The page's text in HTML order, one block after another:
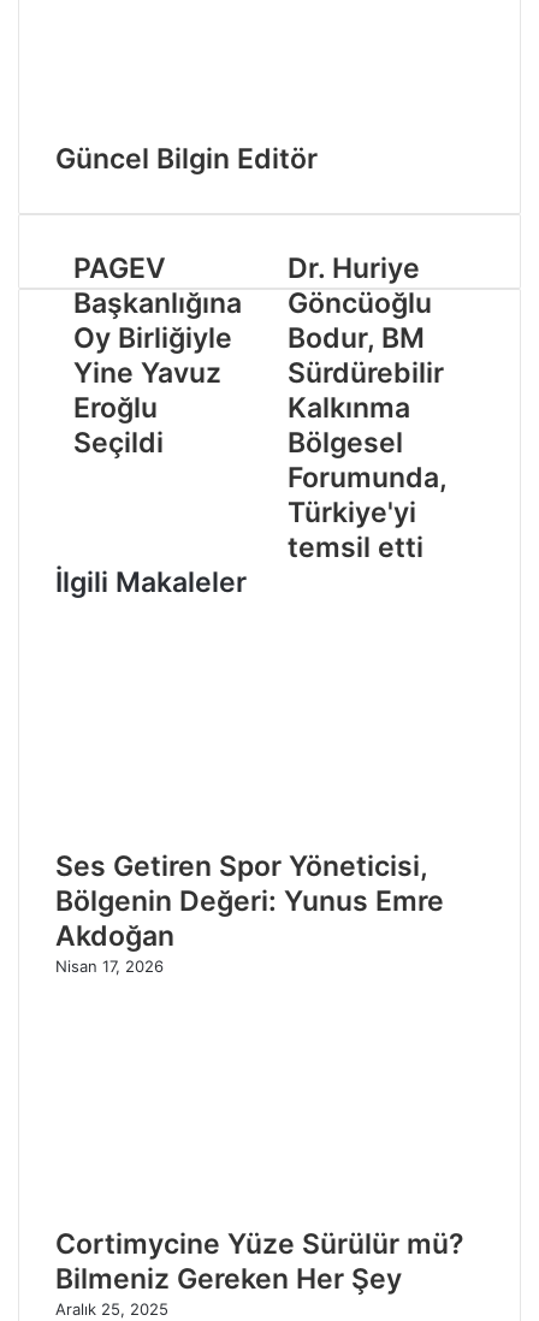
Güncel Bilgin Editör
PAGEV
Başkanlığına
Oy Birliğiyle
Yine Yavuz
Eroğlu
Seçildi
Dr. Huriye
Göncüoğlu
Bodur, BM
Sürdürebilir
Kalkınma
Bölgesel
Forumunda,
Türkiye'yi
temsil etti
İlgili Makaleler
Ses Getiren Spor Yöneticisi,
Bölgenin Değeri: Yunus Emre
Akdoğan
Nisan 17, 2026
Cortimycine Yüze Sürülür mü?
Bilmeniz Gereken Her Şey
Aralık 25, 2025